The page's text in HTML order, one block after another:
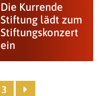
Die Kurrende
Stiftung lädt zum
Stiftungskonzert
ein
3